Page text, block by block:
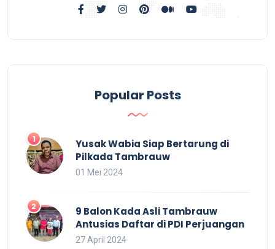
Popular Posts
Yusak Wabia Siap Bertarung di
Pilkada Tambrauw
01 Mei 2024
9 Balon Kada Asli Tambrauw
Antusias Daftar di PDI Perjuangan
27 April 2024